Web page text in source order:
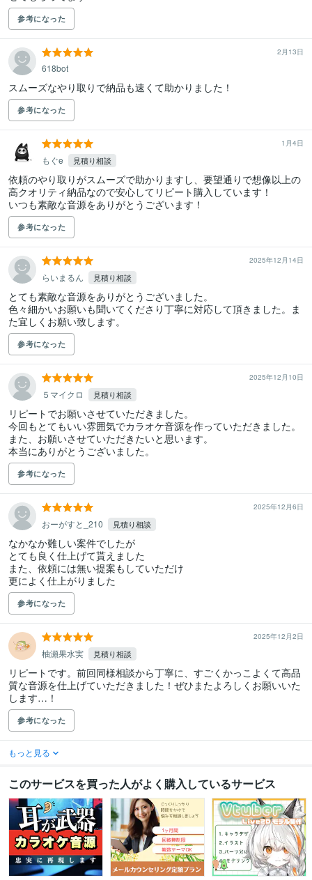
参考になった
2月13日
618bot
スムーズなやり取りで納品も速くて助かりました！
参考になった
1月4日
もぐe 見積り相談
依頼のやり取りがスムーズで助かりますし、要望通りで想像以上の
高クオリティ納品なので安心してリピート購入しています！
参考になった
2025年12月14日
らいまるん 見積り相談
とても素敵な音源をありがとうございました。
色々細かいお願いも聞いてくださり丁寧に対応して頂きました。ま
た宜しくお願い致します。
参考になった
2025年12月10日
５マイクロ 見積り相談
リピートでお願いさせていただきました。
今回もとてもいい雰囲気でカラオケ音源を作っていただきました。
また、お願いさせていただきたいと思います。
本当にありがとうございました。
参考になった
2025年12月6日
おーがすと_210 見積り相談
なかなか難しい案件でしたが
とても良く仕上げて貰えました
また、依頼には無い提案もしていただけ
更によく仕上がりました
参考になった
2025年12月2日
柚瀬果水実 見積り相談
リピートです。前回同様相談から丁寧に、すごくかっこよくて高品
質な音源を仕上げていただきました！ぜひまたよろしくお願いいた
します…！
参考になった
もっと見る
このサービスを買った人がよく購入しているサービス